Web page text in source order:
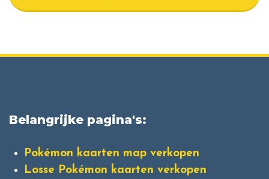
Belangrijke pagina's:
Pokémon kaarten map verkopen
Losse Pokémon kaarten verkopen